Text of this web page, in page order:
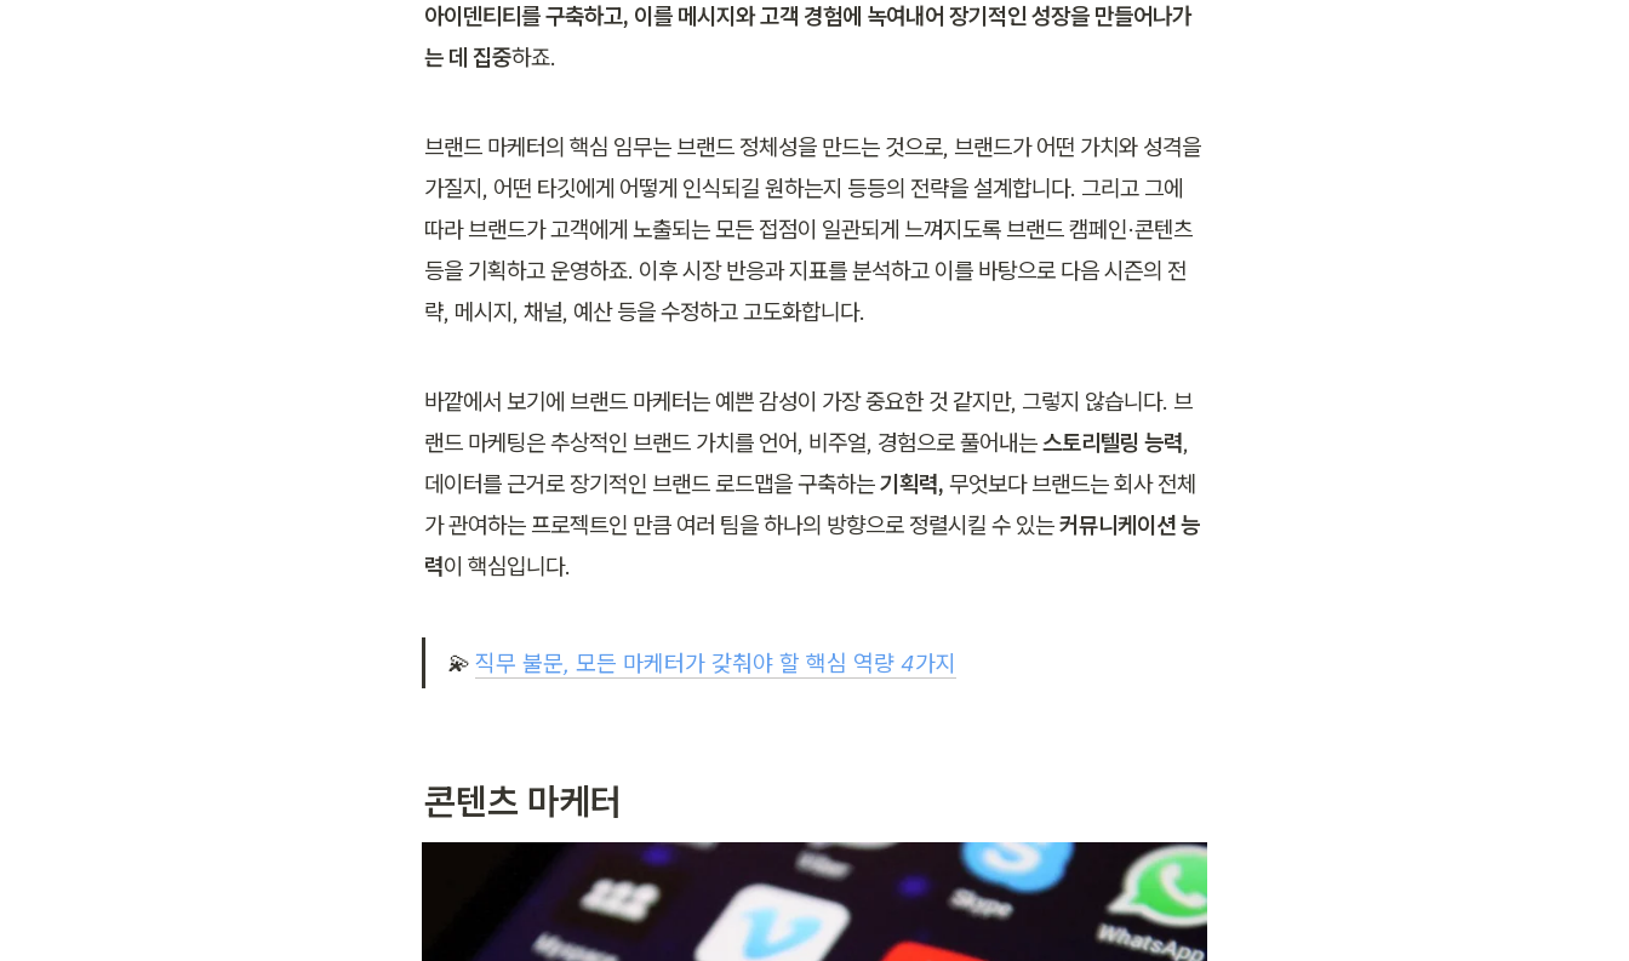
아이덴티티를 구축하고, 이를 메시지와 고객 경험에 녹여내어 장기적인 성장을 만들어나가
는 데 집중하죠.
브랜드 마케터의 핵심 임무는 브랜드 정체성을 만드는 것으로, 브랜드가 어떤 가치와 성격을
가질지, 어떤 타깃에게 어떻게 인식되길 원하는지 등등의 전략을 설계합니다. 그리고 그에
따라 브랜드가 고객에게 노출되는 모든 접점이 일관되게 느껴지도록 브랜드 캠페인·콘텐츠
등을 기획하고 운영하죠. 이후 시장 반응과 지표를 분석하고 이를 바탕으로 다음 시즌의 전
략, 메시지, 채널, 예산 등을 수정하고 고도화합니다.
바깥에서 보기에 브랜드 마케터는 예쁜 감성이 가장 중요한 것 같지만, 그렇지 않습니다. 브
랜드 마케팅은 추상적인 브랜드 가치를 언어, 비주얼, 경험으로 풀어내는 스토리텔링 능력,
데이터를 근거로 장기적인 브랜드 로드맵을 구축하는 기획력, 무엇보다 브랜드는 회사 전체
가 관여하는 프로젝트인 만큼 여러 팀을 하나의 방향으로 정렬시킬 수 있는 커뮤니케이션 능
력이 핵심입니다.
💫 직무 불문, 모든 마케터가 갖춰야 할 핵심 역량 4가지
콘텐츠 마케터